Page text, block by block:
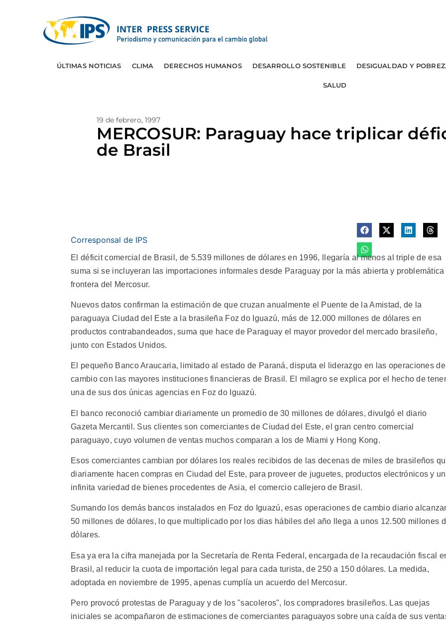
ÚLTIMAS NOTICIAS CLIMA DERECHOS HUMANOS DESARROLLO SOSTENIBLE DESIGUALDAD Y
SALUD
19 de febrero, 1997
MERCOSUR: Paraguay hace triplicar
de Brasil
Corresponsal de IPS
El déficit comercial de Brasil, de 5.539 millones de dólares en 1996, llegaría al menos al triple de esa
suma si se incluyeran las importaciones informales desde Paraguay por la más abierta y problemática
frontera del Mercosur.
Nuevos datos confirman la estimación de que cruzan anualmente el Puente de la Amistad, de la
paraguaya Ciudad del Este a la brasileña Foz do Iguazú, más de 12.000 millones de dólares en
productos contrabandeados, suma que hace de Paraguay el mayor provedor del mercado brasileño,
junto con Estados Unidos.
El pequeño Banco Araucaria, limitado al estado de Paraná, disputa el liderazgo en las operaciones de
cambio con las mayores instituciones financieras de Brasil. El milagro se explica por el hecho de tener
una de sus dos únicas agencias en Foz do Iguazú.
El banco reconoció cambiar diariamente un promedio de 30 millones de dólares, divulgó el diario
Gazeta Mercantil. Sus clientes son comerciantes de Ciudad del Este, el gran centro comercial
paraguayo, cuyo volumen de ventas muchos comparan a los de Miami y Hong Kong.
Esos comerciantes cambian por dólares los reales recibidos de las decenas de miles de brasileños
diariamente hacen compras en Ciudad del Este, para proveer de juguetes, productos electrónicos y
infinita variedad de bienes procedentes de Asia, el comercio callejero de Brasil.
Sumando los demás bancos instalados en Foz do Iguazú, esas operaciones de cambio diario
50 millones de dólares, lo que multiplicado por los dias hábiles del año llega a unos 12.500 millones
dólares.
Esa ya era la cifra manejada por la Secretaría de Renta Federal, encargada de la recaudación fiscal
Brasil, al reducir la cuota de importación legal para cada turista, de 250 a 150 dólares. La medida,
adoptada en noviembre de 1995, apenas cumplía un acuerdo del Mercosur.
Pero provocó protestas de Paraguay y de los "sacoleros", los compradores brasileños. Las quejas
iniciales se acompañaron de estimaciones de comerciantes paraguayos sobre una caída de sus